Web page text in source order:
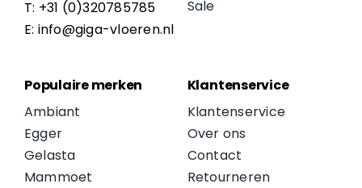
T: +31 (0)320785785
E: info@giga-vloeren.nl
Sale
Populaire merken
Ambiant
Egger
Gelasta
Mammoet
Klantenservice
Klantenservice
Over ons
Contact
Retourneren